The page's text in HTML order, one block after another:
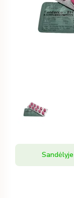
Sandėlyje